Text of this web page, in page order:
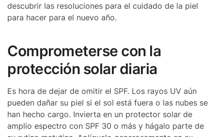
descubrir las resoluciones para el cuidado de la piel
para hacer para el nuevo año.
Comprometerse con la
protección solar diaria
Es hora de dejar de omitir el SPF. Los rayos UV aún
pueden dañar su piel si el sol está fuera o las nubes se
han hecho cargo. Invierta en un protector solar de
amplio espectro con SPF 30 o más y hágalo parte de